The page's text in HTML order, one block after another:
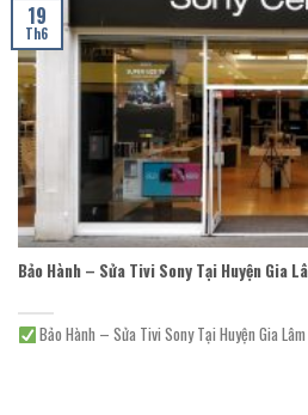
Bảo Hành – Sửa Tivi Sony Tại Huyện Gia
Bảo Hành – Sửa Tivi Sony Tại Huyện Gia
19
Th6